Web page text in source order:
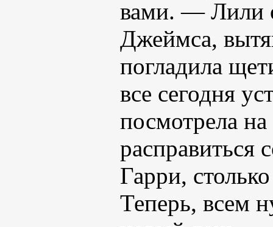
вами. — Лили
Джеймса,
погладила
все сегодня
посмотрела на
Гарри,
Теперь, всем